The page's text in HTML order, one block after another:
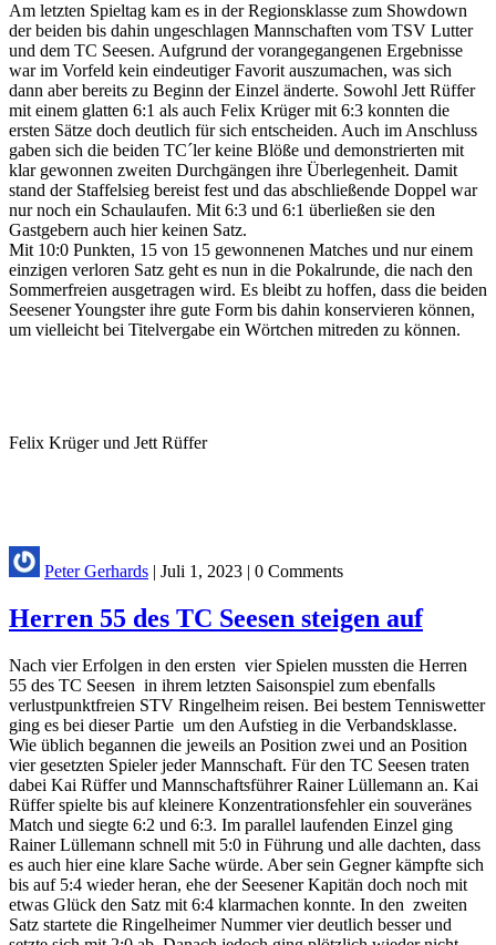
Am letzten Spieltag kam es in der Regionsklasse zum Showdown
der beiden bis dahin ungeschlagen Mannschaften vom TSV Lutter
und dem TC Seesen. Aufgrund der vorangegangenen Ergebnisse
war im Vorfeld kein eindeutiger Favorit auszumachen, was sich
dann aber bereits zu Beginn der Einzel änderte. Sowohl Jett Rüffer
mit einem glatten 6:1 als auch Felix Krüger mit 6:3 konnten die
ersten Sätze doch deutlich für sich entscheiden. Auch im Anschluss
gaben sich die beiden TC´ler keine Blöße und demonstrierten mit
klar gewonnen zweiten Durchgängen ihre Überlegenheit. Damit
stand der Staffelsieg bereist fest und das abschließende Doppel war
nur noch ein Schaulaufen. Mit 6:3 und 6:1 überließen sie den
Gastgebern auch hier keinen Satz.
Mit 10:0 Punkten, 15 von 15 gewonnenen Matches und nur einem
einzigen verloren Satz geht es nun in die Pokalrunde, die nach den
Sommerfreien ausgetragen wird. Es bleibt zu hoffen, dass die beiden
Seesener Youngster ihre gute Form bis dahin konservieren können,
um vielleicht bei Titelvergabe ein Wörtchen mitreden zu können.
Felix Krüger und Jett Rüffer
Peter Gerhards | Juli 1, 2023 | 0 Comments
Herren 55 des TC Seesen steigen auf
Nach vier Erfolgen in den ersten vier Spielen mussten die Herren
55 des TC Seesen in ihrem letzten Saisonspiel zum ebenfalls
verlustpunktfreien STV Ringelheim reisen. Bei bestem Tenniswetter
ging es bei dieser Partie um den Aufstieg in die Verbandsklasse.
Wie üblich begannen die jeweils an Position zwei und an Position
vier gesetzten Spieler jeder Mannschaft. Für den TC Seesen traten
dabei Kai Rüffer und Mannschaftsführer Rainer Lüllemann an. Kai
Rüffer spielte bis auf kleinere Konzentrationsfehler ein souveränes
Match und siegte 6:2 und 6:3. Im parallel laufenden Einzel ging
Rainer Lüllemann schnell mit 5:0 in Führung und alle dachten, dass
es auch hier eine klare Sache würde. Aber sein Gegner kämpfte sich
bis auf 5:4 wieder heran, ehe der Seesener Kapitän doch noch mit
etwas Glück den Satz mit 6:4 klarmachen konnte. In den zweiten
Satz startete die Ringelheimer Nummer vier deutlich besser und